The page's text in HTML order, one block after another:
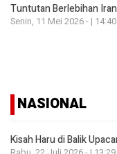
Tuntutan Berlebihan
Senin, 11 Mei 2026 - |
NASIONAL
Kisah Haru di Balik